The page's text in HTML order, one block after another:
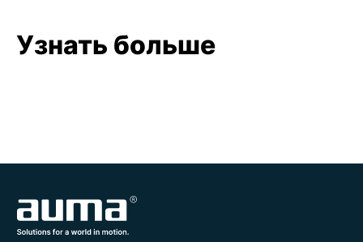
Узнать больше